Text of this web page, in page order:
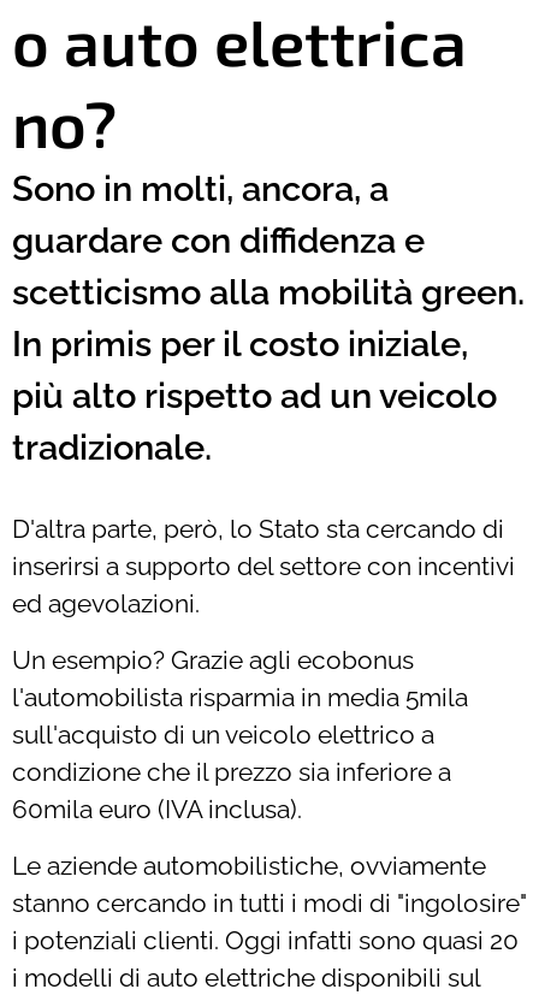
o auto elettrica
no?
Sono in molti, ancora, a
guardare con diffidenza e
scetticismo alla mobilità green.
In primis per il costo iniziale,
più alto rispetto ad un veicolo
tradizionale.
D'altra parte, però, lo Stato sta cercando di
inserirsi a supporto del settore con incentivi
ed agevolazioni.
Un esempio? Grazie agli ecobonus
l'automobilista risparmia in media 5mila
sull'acquisto di un veicolo elettrico a
condizione che il prezzo sia inferiore a
60mila euro (IVA inclusa).
Le aziende automobilistiche, ovviamente
stanno cercando in tutti i modi di "ingolosire"
i potenziali clienti. Oggi infatti sono quasi 20
i modelli di auto elettriche disponibili sul